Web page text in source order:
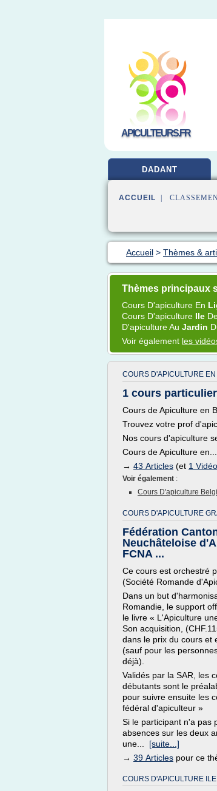
APICULTEURS.FR
DADANT
ACCUEIL |
Accueil > Thèmes &
Thèmes principaux
Cours D'apiculture En
Cours D'apiculture Ile
D'apicultureAu Jardin
Voir également les
COURS D'APICULTURE
1 cours
Cours de Apiculture en
Trouvez votre prof
Nos cours d'apiculture
Cours de Apiculture en...
→ 43 Articles (et 1
Voir également :
Cours D'apiculture
COURS D'APICULTURE
Fédération
Neuchâteloise
FCNA ...
Ce cours est orchestré
(Société Romande
Dans un but
Romandie, le support
le livre « L'Apiculture
Son acquisition,
dans le prix du cours et
(sauf pour les
déjà).
Validés par la SAR, les
débutants sont le
pour suivre ensuite les
fédéral d'apiculteur »
Si le participant n'a pas
absences sur les deux
une... [suite...]
→ 39 Articles pour ce
COURS D'APICULTURE